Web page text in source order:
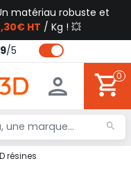
matériau robuste et
HT / Kg ! 💥
/5
0
résines